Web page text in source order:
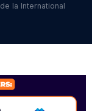
la International